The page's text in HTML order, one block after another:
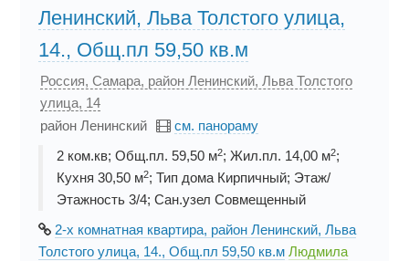
Ленинский, Льва Толстого улица,
14., Общ.пл 59,50 кв.м
Россия, Самара, район Ленинский, Льва Толстого
улица, 14
район Ленинский
см. панораму
2 ком.кв; Общ.пл. 59,50 м2; Жил.пл. 14,00 м2;
Кухня 30,50 м2; Тип дома Кирпичный; Этаж/
Этажность 3/4; Сан.узел Совмещенный
2-х комнатная квартира, район Ленинский, Льва
Толстого улица, 14., Общ.пл 59,50 кв.м Людмила